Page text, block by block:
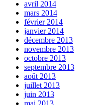
avril 2014
mars 2014
février 2014
janvier 2014
décembre 2013
novembre 2013
octobre 2013
septembre 2013
août 2013
juillet 2013
juin 2013
mai 2013